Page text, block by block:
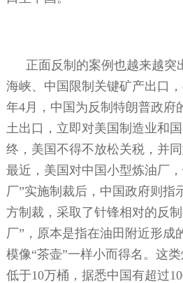
正面反制的案例也越来越突
海峡、中国限制关键矿产出口
年4月，中国为反制特朗普政府
土出口，立即对美国制造业和
终，美国不得不放松关税，并同
最近，美国对中国小型炼油厂
厂”实施制裁后，中国政府则指
方制裁，采取了针锋相对的反
厂”，原本是指在油田附近形成
模像“茶壶”一样小而得名。这
低于10万桶，据悉中国有超过